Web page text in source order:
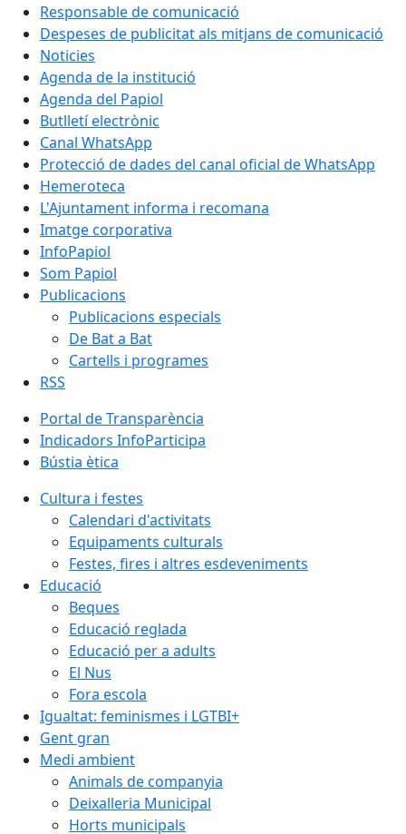
Responsable de comunicació
Despeses de publicitat als mitjans de comunicació
Noticies
Agenda de la institució
Agenda del Papiol
Butlletí electrònic
Canal WhatsApp
Protecció de dades del canal oficial de WhatsApp
Hemeroteca
L'Ajuntament informa i recomana
Imatge corporativa
InfoPapiol
Som Papiol
Publicacions
Publicacions especials
De Bat a Bat
Cartells i programes
RSS
Portal de Transparència
Indicadors InfoParticipa
Bústia ètica
Cultura i festes
Calendari d'activitats
Equipaments culturals
Festes, fires i altres esdeveniments
Educació
Beques
Educació reglada
Educació per a adults
El Nus
Fora escola
Igualtat: feminismes i LGTBI+
Gent gran
Medi ambient
Animals de companyia
Deixalleria Municipal
Horts municipals